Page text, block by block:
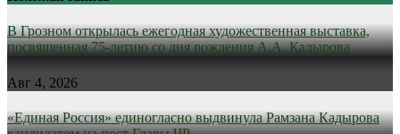
В Грозном открылась ежегодная художественная выставка,
посвященная 75-летию со дня рождения А.А. Кадырова
Авг 4, 2026
«Единая Россия» единогласно выдвинула Рамзана Кадырова